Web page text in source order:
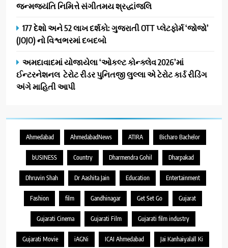
જન્મજયંતિ નિમિત્તે સંગીતમય શ્રદ્ધાંજલિ
177 દેશો અને 52 લાખ દર્શકો: ગુજરાતી OTT પ્લેટફોર્મ ‘જોજો’
(JOJO) નો વિશ્વભરમાં દબદબો
અમદાવાદમાં યોજાયેલા ‘ઓકલ્ટ કોન્ક્લેવ 2026’માં
ઈન્ટરનેશનલ ટેરોટ રીડર પુનિતજી લુલ્લા એ ટેરોટ કાર્ડ રીડિંગ
અંગે માહિતી આપી
Ahmedabad AhmedabadNews ATIRA Bicharo Bachelor
bUSINESS Country Dharmendra Gohil Dharpakad
Dhruvin Shah Dr Aashita Jain Education Entertainment
Fashion film Gandhinagar Get Set Go Gujarat
Gujarati Cinema Gujarati Film Gujarati film industry
Gujarati Movie iAGNi ICAI Ahmedabad Jai Kanhaiyalall Ki